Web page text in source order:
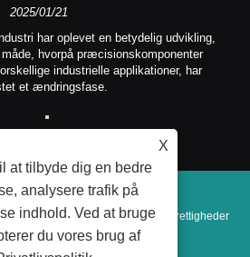
2025/01/21
har oplevet en betydelig udvikling,
hvorpå præcisionskomponenter
industrielle applikationer, har
et ændringsfase.
Kangda Steel Ball Co., Ltd. Alle rettigheder
X
at tilbyde dig en bedre
analysere trafik på
indhold. Ved at bruge
du vores brug af